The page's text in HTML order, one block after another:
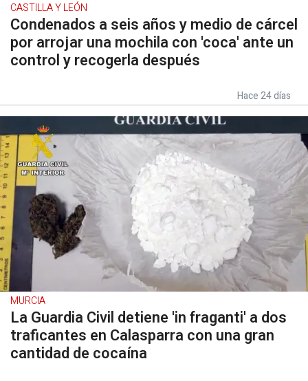
CASTILLA Y LEÓN
Condenados a seis años y medio de cárcel
por arrojar una mochila con 'coca' ante un
control y recogerla después
Hace 24 días
MURCIA
La Guardia Civil detiene 'in fraganti' a dos
traficantes en Calasparra con una gran
cantidad de cocaína